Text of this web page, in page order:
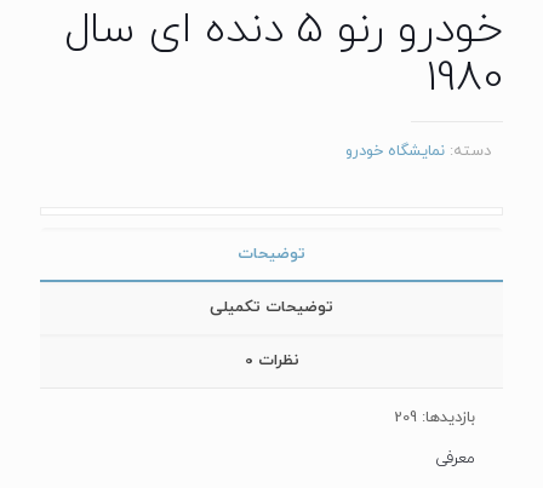
خودرو رنو 5 دنده ای سال
1980
دسته: نمایشگاه خودرو
توضیحات
توضیحات تکمیلی
نظرات 0
بازدیدها: 209
معرفی